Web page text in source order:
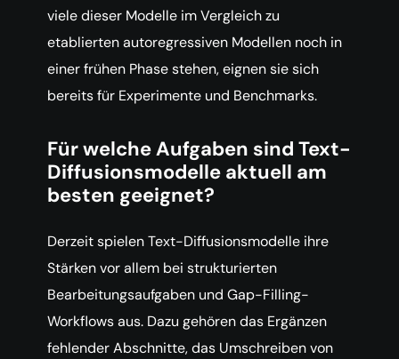
viele dieser Modelle im Vergleich zu
etablierten autoregressiven Modellen noch in
einer frühen Phase stehen, eignen sie sich
bereits für Experimente und Benchmarks.
Für welche Aufgaben sind Text-
Diffusionsmodelle aktuell am
besten geeignet?
Derzeit spielen Text-Diffusionsmodelle ihre
Stärken vor allem bei strukturierten
Bearbeitungsaufgaben und Gap-Filling-
Workflows aus. Dazu gehören das Ergänzen
fehlender Abschnitte, das Umschreiben von